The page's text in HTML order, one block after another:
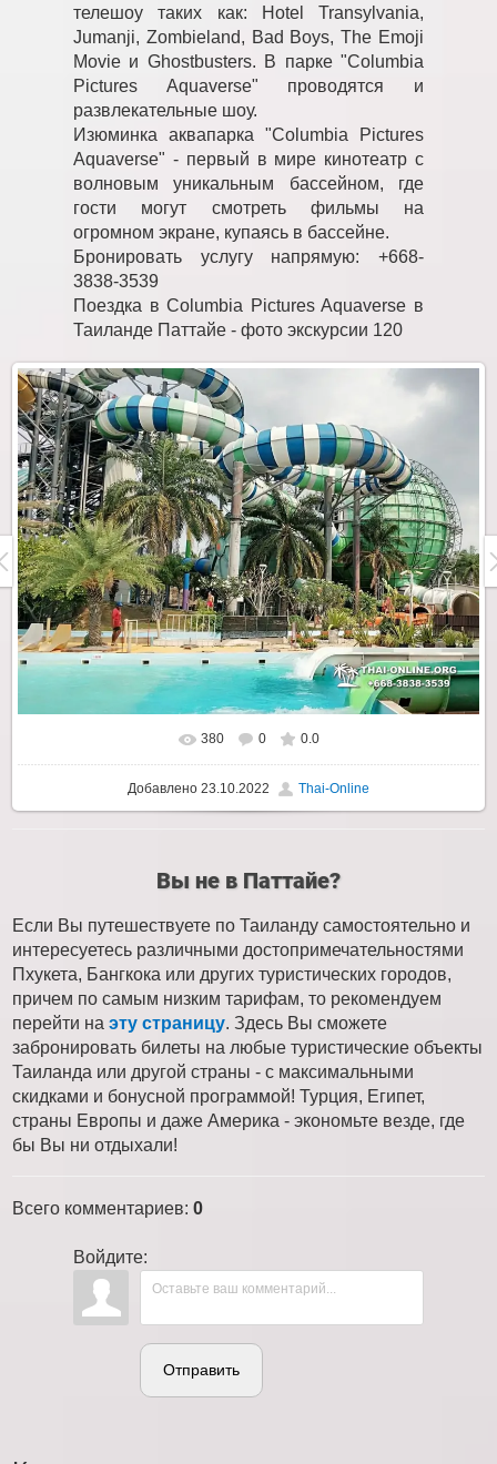
телешоу таких как: Hotel Transylvania,
Jumanji, Zombieland, Bad Boys, The Emoji
Movie и Ghostbusters. В парке "Columbia
Pictures Aquaverse" проводятся и
развлекательные шоу.
Изюминка аквапарка "Columbia Pictures
Aquaverse" - первый в мире кинотеатр с
волновым уникальным бассейном, где
гости могут смотреть фильмы на
огромном экране, купаясь в бассейне.
Бронировать услугу напрямую: +668-
3838-3539
Поездка в Columbia Pictures Aquaverse в
Таиланде Паттайе - фото экскурсии 120
380 0 0.0
Добавлено 23.10.2022 Thai-Online
Вы не в Паттайе?
Если Вы путешествуете по Таиланду самостоятельно и
интересуетесь различными достопримечательностями
Пхукета, Бангкока или других туристических городов,
причем по самым низким тарифам, то рекомендуем
перейти на эту страницу. Здесь Вы сможете
забронировать билеты на любые туристические объекты
Таиланда или другой страны - с максимальными
скидками и бонусной программой! Турция, Египет,
страны Европы и даже Америка - экономьте везде, где
бы Вы ни отдыхали!
Всего комментариев: 0
Войдите:
Отправить